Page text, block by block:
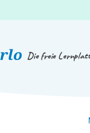
Die freie